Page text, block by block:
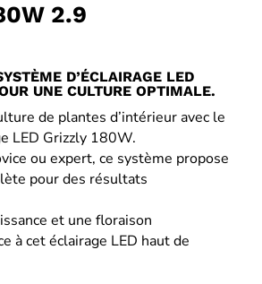
2.9
D’ÉCLAIRAGE LED
UNE CULTURE OPTIMALE.
de plantes d’intérieur avec le
LED Grizzly 180W.
ou expert, ce système propose
pour des résultats
et une floraison
à cet éclairage LED haut de